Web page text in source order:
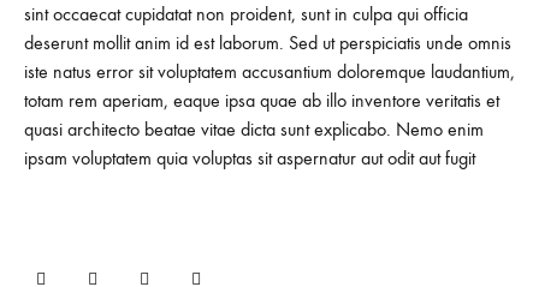
sint occaecat cupidatat non proident, sunt in culpa qui officia
deserunt mollit anim id est laborum. Sed ut perspiciatis unde omnis
iste natus error sit voluptatem accusantium doloremque laudantium,
totam rem aperiam, eaque ipsa quae ab illo inventore veritatis et
quasi architecto beatae vitae dicta sunt explicabo. Nemo enim
ipsam voluptatem quia voluptas sit aspernatur aut odit aut fugit